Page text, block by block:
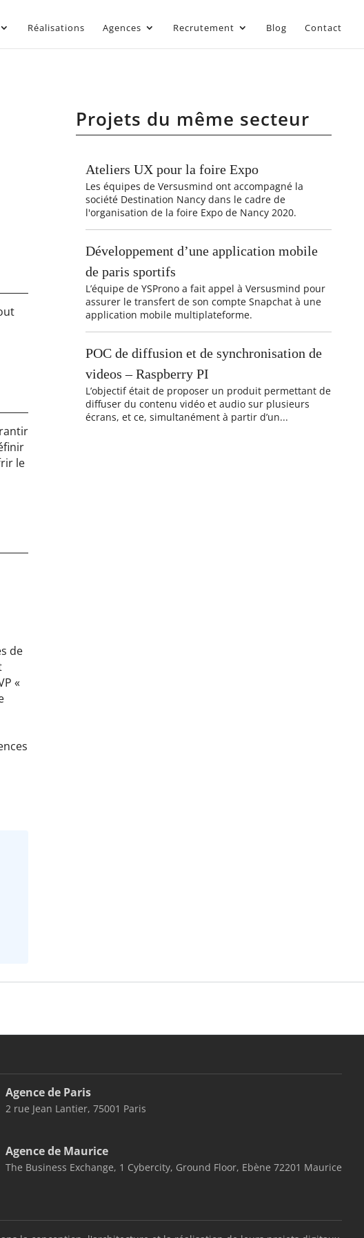
Réalisations Agences Recrutement Blog Contact
le
de
«
Projets du même secteur
Ateliers UX pour la foire Expo
Les équipes de Versusmind ont accompagné la
société Destination Nancy dans le cadre de
l'organisation de la foire Expo de Nancy 2020.
Développement d’une application mobile
de paris sportifs
L’équipe de YSProno a fait appel à Versusmind pour
assurer le transfert de son compte Snapchat à une
application mobile multiplateforme.
POC de diffusion et de synchronisation de
videos – Raspberry PI
L’objectif était de proposer un produit permettant de
diffuser du contenu vidéo et audio sur plusieurs
écrans, et ce, simultanément à partir d’un...
Agence de Paris
2 rue Jean Lantier, 75001 Paris
Agence de Maurice
The Business Exchange, 1 Cybercity, Ground Floor, Ebène 72201 Maurice